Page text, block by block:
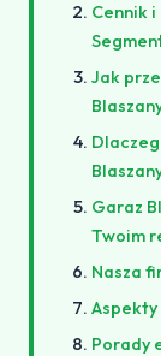
Cennik
Jak
Garaz
Twoim
Nasza
Aspekty
Porady